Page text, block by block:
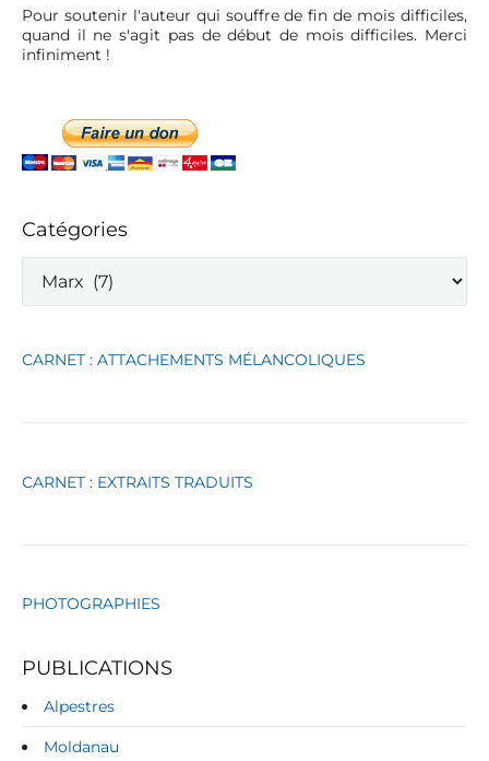
p
i
t
d
e
M
:
l
e
r
é
0
2
4
)
Pour soutenir l'auteur qui souffre de fin de mois difficiles,
quand il ne s'agit pas de début de mois difficiles. Merci
infiniment !
Catégories
t
o
CARNET : ATTACHEMENTS MÉLANCOLIQUES
CARNET : EXTRAITS TRADUITS
PHOTOGRAPHIES
PUBLICATIONS
Alpestres
Moldanau